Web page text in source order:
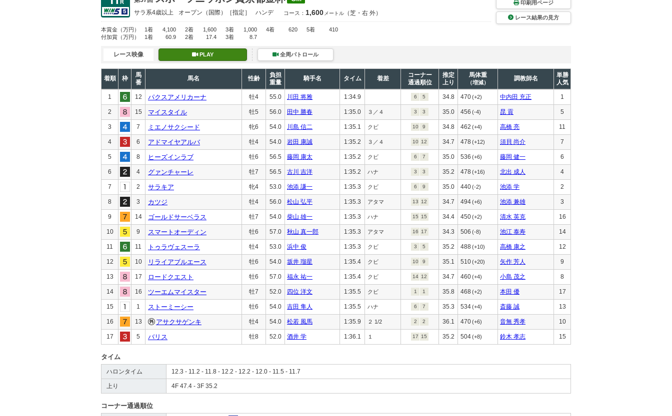
サラ系4歳以上 オープン （国際）［指定］ ハンデ コース： 1,600 メートル （芝・右 外）
本賞金 （万円） 1着 4,100 2着 1,600 3着 1,000 4着 620 5着
410
付加賞 （万円） 1着 60.9 2着 17.4 3着 8.7
印刷用ページ
レース結果の見方
レース映像 PLAY 全周パトロール
着順 枠
馬
番
馬名 性齢
負担
重量
騎手名 タイム 着差
コーナー
通過順位
推定
上り
馬体重
（増減）
調教師名
単勝
人気
1 12 パクスアメリカーナ 牡4 55.0 川田 将雅 1:34.9 6 5 34.8 470(+2) 中内田 充正 1
2 15 マイスタイル 牡5 56.0 田中 勝春 1:35.0 ３／４ 3 3 35.0 456 (-4) 昆 貢 5
3 7 ミエノサクシード 牝6 54.0 川島 信二 1:35.1 クビ 10 9 34.8 462 (+4) 高橋 亮 11
4 6 アドマイヤアルバ 牡4 54.0 岩田 康誠 1:35.2 ３／４ 10 12 34.7 478 (+12) 須貝 尚介 7
5 8 ヒーズインラブ 牡6 56.5 藤岡 康太 1:35.2 クビ 6 7 35.0 536 (+6) 藤岡 健一 6
6 4 グァンチャーレ 牡7 56.5 古川 吉洋 1:35.2 ハナ 3 3 35.2 478 (+16) 北出 成人 4
7 2 サラキア 牝4 53.0 池添 謙一 1:35.3 クビ 6 9 35.0 440(-2) 池添 学 2
8 3 カツジ 牡4 56.0 松山 弘平 1:35.3 アタマ 13 12 34.7 494(+6) 池添 兼雄 3
9 14 ゴールドサーベラス 牡7 54.0 柴山 雄一 1:35.3 ハナ 15 15 34.4 450(+2) 清水 英克 16
10 9 スマートオーディン 牡6 57.0 秋山 真一郎 1:35.3 アタマ 16 17 34.3 506 (-8) 池江 泰寿 14
11 11 トゥラヴェスーラ 牡4 53.0 浜中 俊 1:35.3 クビ 3 5 35.2 488(+10) 高橋 康之 12
12 10 リライアブルエース 牡6 54.0 坂井 瑠星 1:35.4 クビ 10 9 35.1 510(+20) 矢作 芳人 9
13 17 ロードクエスト 牡6 57.0 福永 祐一 1:35.4 クビ 14 12 34.7 460(+4) 小島 茂之 8
14 16 ツーエムマイスター 牡7 52.0 四位 洋文 1:35.5 クビ 1 1 35.8 468 (+2) 本田 優 17
15 1 ストーミーシー 牡6 54.0 吉田 隼人 1:35.5 ハナ 6 7 35.3 534(+4) 斎藤 誠 13
16 13 アサクサゲンキ 牡4 54.0 松若 風馬 1:35.9 ２ 1/2 2 2 36.1 470(+6) 音無 秀孝 10
17 5 バリス 牡8 52.0 酒井 学 1:36.1 １ 17 15 35.2 504(+8) 鈴木 孝志 15
タイム
ハロンタイム 12.3 - 11.2 - 11.8 - 12.2 - 12.2 - 12.0 - 11.5 - 11.7
上り 4F 47.4 - 3F 35.2
コーナー通過順位